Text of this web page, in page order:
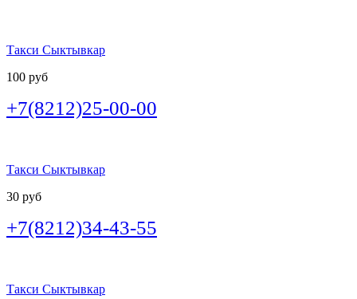
Такси Сыктывкар
100 руб
+7(8212)25-00-00
Такси Сыктывкар
30 руб
+7(8212)34-43-55
Такси Сыктывкар